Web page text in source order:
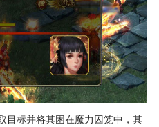
目标并将其困在魔力囚笼中，其